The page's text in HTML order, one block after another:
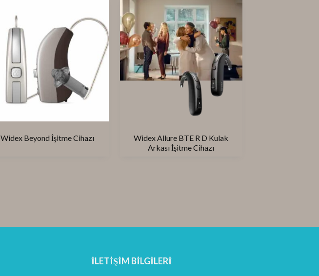
Widex Beyond İşitme Cihazı
Widex Allure BTE R D Kulak
Arkası İşitme Cihazı
İLETIŞIM BILGILERI